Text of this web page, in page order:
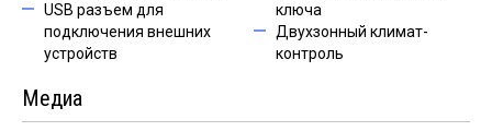
USB разъем для
подключения внешних
устройств
ключа
Двухзонный климат-
контроль
Медиа